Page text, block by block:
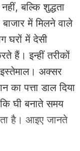
बल्कि शुद्धता
में मिलने वाले
घरों में देसी
हैं। इन्हीं तरीकों
अक्सर
का पत्ता डाल दिया
घी बनाते समय
है। आइए जानते